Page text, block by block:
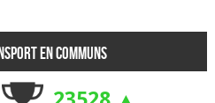
en communs